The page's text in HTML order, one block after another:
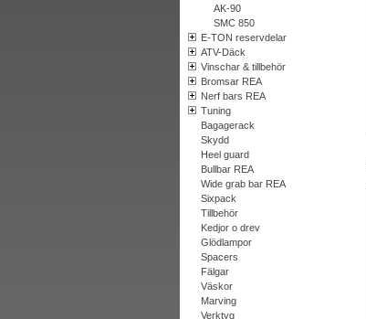
AK-90
SMC 850
E-TON reservdelar
ATV-Däck
Vinschar & tillbehör
Bromsar REA
Nerf bars REA
Tuning
Bagagerack
Skydd
Heel guard
Bullbar REA
Wide grab bar REA
Sixpack
Tillbehör
Kedjor o drev
Glödlampor
Spacers
Fälgar
Väskor
Marving
Verktyg